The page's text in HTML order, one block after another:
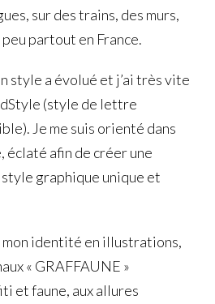
sur des trains, des murs,
partout en France.
style a évolué et j’ai très vite
(style de lettre
Je me suis orienté dans
éclaté afin de créer une
graphique unique et
mon identité en illustrations,
« GRAFFAUNE »
et faune, aux allures